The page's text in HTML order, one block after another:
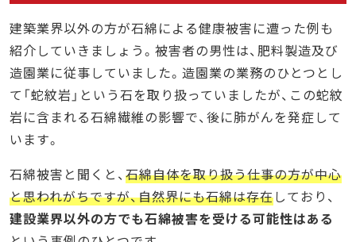
建築業界以外の方が石綿による健康被害に遭った例も
紹介していきましょう。被害者の男性は、肥料製造及び
造園業に従事していました。造園業の業務のひとつとし
て「蛇紋岩」という石を取り扱っていましたが、この蛇紋
岩に含まれる石綿繊維の影響で、後に肺がんを発症して
います。
石綿被害と聞くと、石綿自体を取り扱う仕事の方が中心
と思われがちですが、自然界にも石綿は存在しており、
建設業界以外の方でも石綿被害を受ける可能性はある